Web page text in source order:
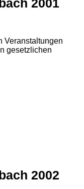
2001
Veranstaltungen
gesetzlichen
2002